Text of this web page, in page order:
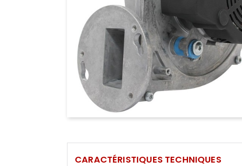
CARACTÉRISTIQUES TECHNIQUES